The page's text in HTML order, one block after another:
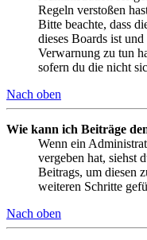
Regeln verstoßen
Bitte beachte, dass
dieses Boards ist
Verwarnung zu tun
sofern du die nicht
Nach oben
Wie kann ich Beiträge
Wenn ein
vergeben hat, siehst
Beitrags, um diesen
weiteren Schritte
Nach oben